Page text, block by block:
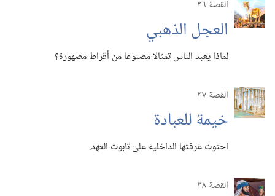
القصة ٣٦
العجل الذهبي
لماذا يعبد الناس تمثالا مصنوعا من أقراط مصهورة؟‏
القصة ٣٧
خيمة للعبادة
احتوت غرفتها الداخلية على تابوت العهد.‏
القصة ٣٨